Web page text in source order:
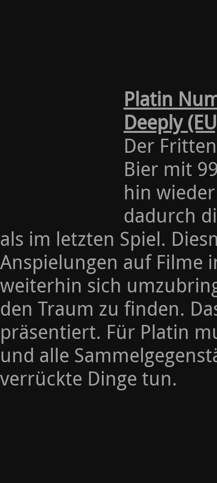
Platin
Deeply
Der
Bier mit
hin
dadurch
als im letzten Spiel.
Anspielungen auf Filme
weiterhin sich
den Traum zu finden.
präsentiert. Für Platin
und alle
verrückte Dinge tun.